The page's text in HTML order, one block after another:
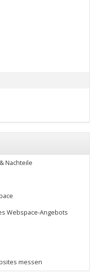
Nachteile
Webspace-Angebots
messen